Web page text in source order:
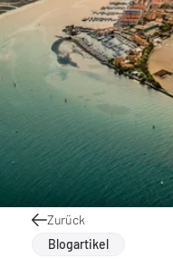
Zurück
Blogartikel